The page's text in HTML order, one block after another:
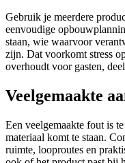
Gebruik je meerdere
eenvoudige
staan, wie waarvoor
zijn. Dat voorkomt stress
overhoudt voor gasten,
Veelgemaakte
Een veelgemaakte fout is
materiaal komt te staan.
ruimte, looproutes en